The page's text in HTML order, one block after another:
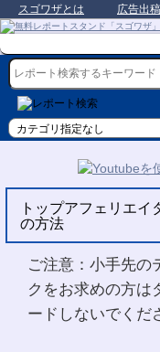
スゴワザとは 広告出稿
トップアフェリエ
の方法
ご注意：小手先の
クをお求めの方は
ードしないでくだ